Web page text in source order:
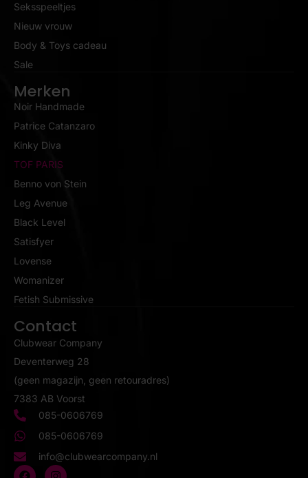
Seksspeeltjes
Nieuw vrouw
Body & Toys cadeau
Sale
Merken
Noir Handmade
Patrice Catanzaro
Kinky Diva
TOF PARIS
Benno von Stein
Leg Avenue
Black Level
Satisfyer
Lovense
Womanizer
Fetish Submissive
Contact
Clubwear Company
Deventerweg 28
(geen magazijn, geen retouradres)
7383 AB Voorst
085-0606769
085-0606769
info@clubwearcompany.nl